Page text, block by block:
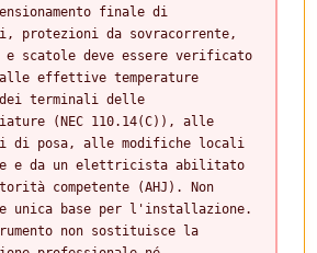
finale di
protezioni da sovracorrente,
e scatole deve essere verificato
effettive temperature
terminali delle
(NEC 110.14(C)), alle
di posa, alle modifiche locali
e da un elettricista abilitato
competente (AHJ). Non
unica base per l'installazione.
non sostituisce la